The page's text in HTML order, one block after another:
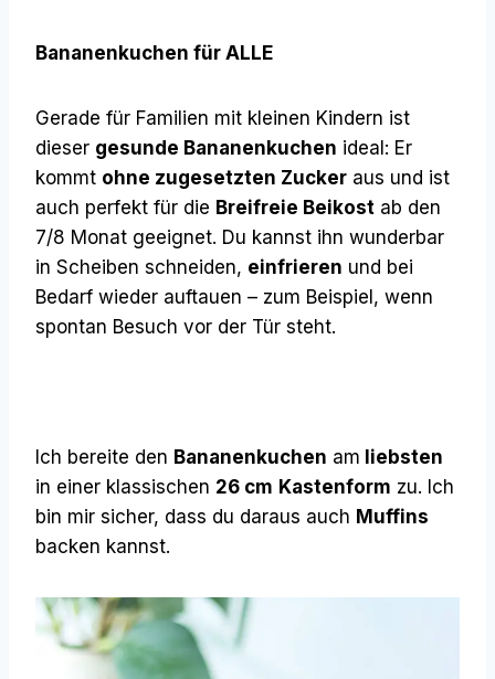
Bananenkuchen für ALLE
Gerade für Familien mit kleinen Kindern ist
dieser gesunde Bananenkuchen ideal: Er
kommt ohne zugesetzten Zucker aus und ist
auch perfekt für die Breifreie Beikost ab den
7/8 Monat geeignet. Du kannst ihn wunderbar
in Scheiben schneiden, einfrieren und bei
Bedarf wieder auftauen – zum Beispiel, wenn
spontan Besuch vor der Tür steht.
Ich bereite den Bananenkuchen am liebsten
in einer klassischen 26 cm Kastenform zu. Ich
bin mir sicher, dass du daraus auch Muffins
backen kannst.